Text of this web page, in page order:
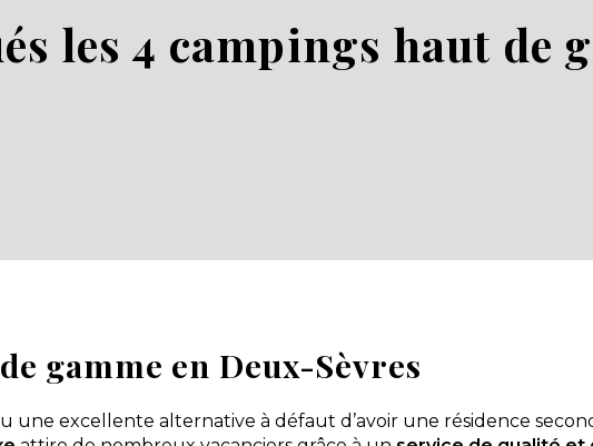
gamme en Deux-Sèvres
une excellente alternative à défaut d’avoir une résidence
les 4 campings haut de